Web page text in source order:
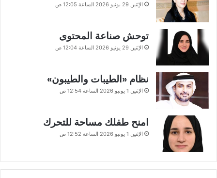
الإثنين 29 يونيو 2026 الساعة 12:05 ص
توحش صناعة المحتوى
الإثنين 29 يونيو 2026 الساعة 12:04 ص
نظام «الطيبات والطيبون»
الإثنين 1 يونيو 2026 الساعة 12:54 ص
امنح طفلك مساحة للتحرك
الإثنين 1 يونيو 2026 الساعة 12:52 ص